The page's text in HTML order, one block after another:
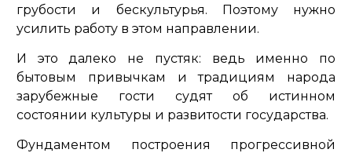
грубости и бескультурья. Поэтому нужно
усилить работу в этом направлении.
И это далеко не пустяк: ведь именно по
бытовым привычкам и традициям народа
зарубежные гости судят об истинном
состоянии культуры и развитости государства.
Фундаментом построения прогрессивной